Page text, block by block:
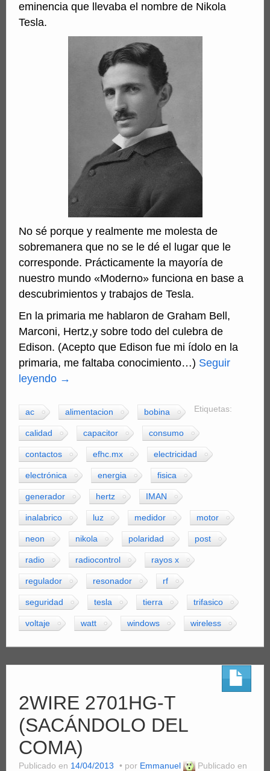
eminencia que llevaba el nombre de Nikola
Tesla.
No sé porque y realmente me molesta de
sobremanera que no se le dé el lugar que le
corresponde. Prácticamente la mayoría de
nuestro mundo «Moderno» funciona en base a
descubrimientos y trabajos de Tesla.
En la primaria me hablaron de Graham Bell,
Marconi, Hertz,y sobre todo del culebra de
Edison. (Acepto que Edison fue mi ídolo en la
primaria, me faltaba conocimiento…) Seguir
leyendo →
Etiquetas:
ac alimentacion bobina
calidad capacitor consumo
contactos efhc.mx electricidad
electrónica energia fisica
generador hertz IMAN
inalabrico luz medidor motor
neon nikola polaridad post
radio radiocontrol rayos x
regulador resonador rf
seguridad tesla tierra trifasico
voltaje watt windows wireless
2WIRE 2701HG-T
(SACÁNDOLO DEL
COMA)
Publicado en 14/04/2013 por Emmanuel Publicado en